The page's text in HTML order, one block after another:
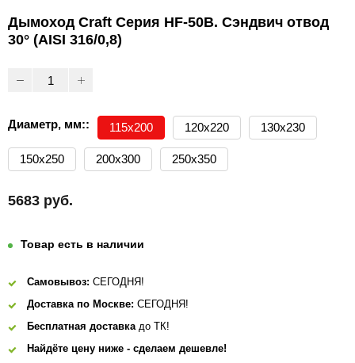
Дымоход Craft Серия HF-50B. Сэндвич отвод
30° (AISI 316/0,8)
Диаметр, мм:: 115х200 120х220 130х230
150х250 200х300 250х350
5683 руб.
Товар есть в наличии
Самовывоз: СЕГОДНЯ!
Доставка по Москве: СЕГОДНЯ!
Бесплатная доставкадо ТК!
Найдёте цену ниже - сделаем дешевле!